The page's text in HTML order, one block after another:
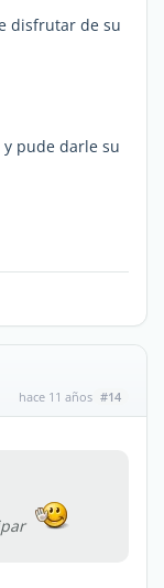
disfrutar de su
y pude darle su
hace 11 años #14